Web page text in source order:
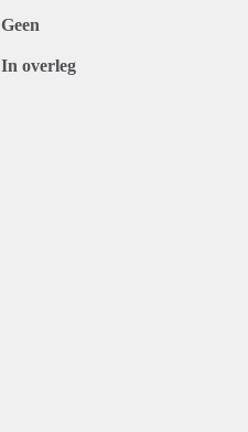
Geen
In overleg